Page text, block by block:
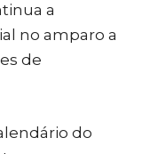
a
no amparo a
de
do